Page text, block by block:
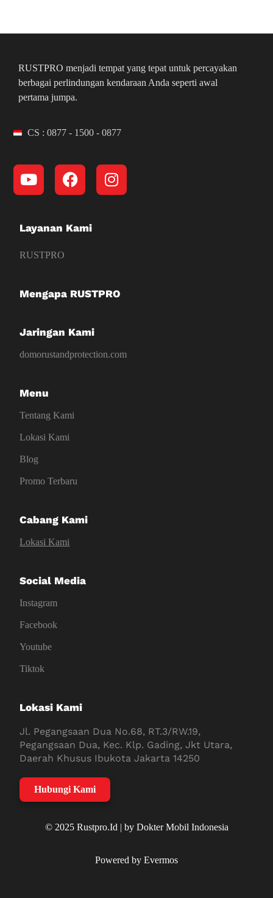
RUSTPRO menjadi tempat yang tepat untuk percayakan
berbagai perlindungan kendaraan Anda seperti awal
pertama jumpa.
CS : 0877 - 1500 - 0877
Layanan Kami
RUSTPRO
Mengapa RUSTPRO
Jaringan Kami
domorustandprotection.com
Menu
Tentang Kami
Lokasi Kami
Blog
Promo Terbaru
Cabang Kami
Lokasi Kami
Social Media
Instagram
Facebook
Youtube
Tiktok
Lokasi Kami
Jl. Pegangsaan Dua No.68, RT.3/RW.19,
Pegangsaan Dua, Kec. Klp. Gading, Jkt Utara,
Daerah Khusus Ibukota Jakarta 14250
Hubungi Kami
© 2025 Rustpro.Id | by Dokter Mobil Indonesia
Powered by Evermos